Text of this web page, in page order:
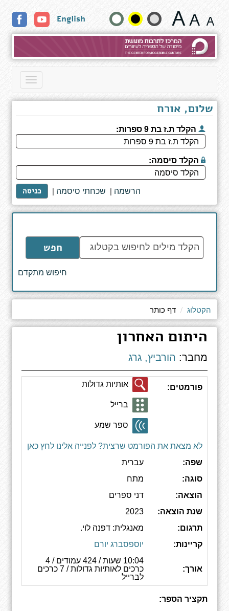
האחרון
שנה
גודל
טקסט
English
Toggle
שלום, אורח
הקלד ת.ז בת 9 ספרות:
הקלד סיסמה:
כניסה | שכחתי סיסמה | הרשמה
הקלד
מילים
לחיפוש
חפש
חיפוש מתקדם
הקטלוג דף כותר
היתום האחרון
מחבר: הורביץ, גרג
פורמטים: אותיות גדולות
ברייל
ספר שמע
לא מצאת את הפורמט שרצית? לפנייה אלינו לחץ כאן
שפה:
עברית
סוגה:
מתח
הוצאה:
דני ספרים
שנת הוצאה:
2023
תרגום:
מאנגלית: דפנה לוי.
קריינות:
יוספסברג יורם
אורך:
10:04 שעות / 424 עמודים / 4
כרכים לאותיות גדולות / 7 כרכים
לברייל
תקציר הספר: